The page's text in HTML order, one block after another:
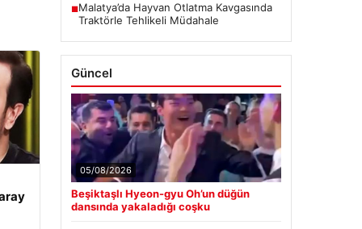
■Malatya’da Hayvan Otlatma Kavgasında
Traktörle Tehlikeli Müdahale
Güncel
05/08/2026
Beşiktaşlı Hyeon-gyu Oh’un düğün
dansında yakaladığı coşku